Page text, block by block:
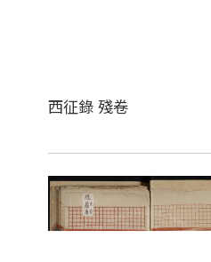
西征錄 殘卷